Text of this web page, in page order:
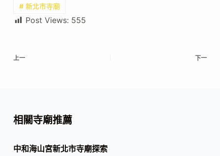
# 新北市寺廟
Post Views: 555
上一 下一
相關寺廟推薦
中和海山宮新北市寺廟探索